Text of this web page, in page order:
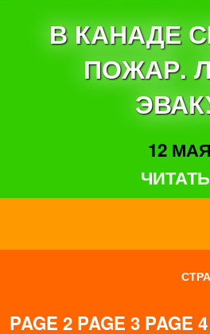
В КАНАДЕ
ПОЖАР.
12
PAGE 2 PAGE 3 PAGE 4